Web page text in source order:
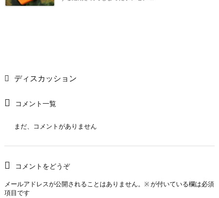
ディスカッション
コメント一覧
まだ、コメントがありません
コメントをどうぞ
メールアドレスが公開されることはありません。 ※が付いている欄は必須
項目です